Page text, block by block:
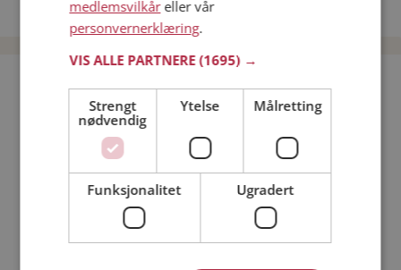
Date menn i Norge
Bli medlem gratis!
Jeg er en: Mann Kvinne
Min alder:
medlemsvilkåreller vår
personvernerklæring.
VIS ALLE PARTNERE(1695) →
Strengt
nødvendig
Ytelse Målretting
Funksjonalitet Ugradert